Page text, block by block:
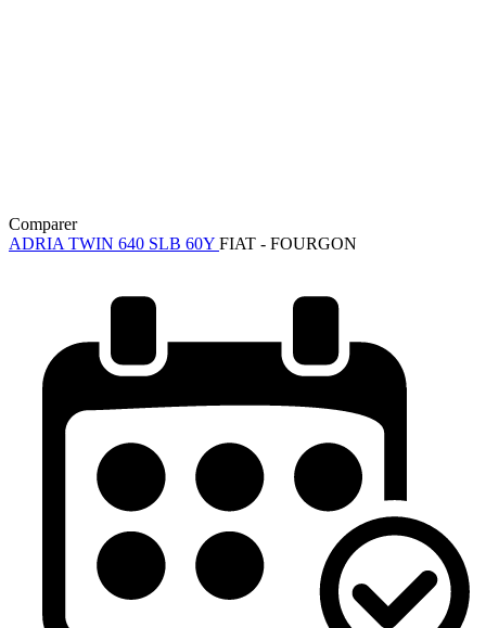
Comparer
ADRIA TWIN 640 SLB 60Y FIAT - FOURGON